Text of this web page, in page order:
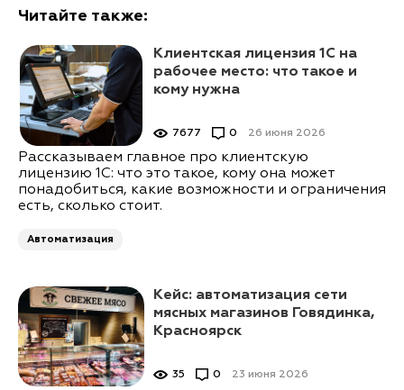
Читайте также:
Клиентская лицензия 1С на
рабочее место: что такое и
кому нужна
26 июня 2026
7677 0
Рассказываем главное про клиентскую
лицензию 1С: что это такое, кому она может
понадобиться, какие возможности и ограничения
есть, сколько стоит.
Автоматизация
Кейс: автоматизация сети
мясных магазинов Говядинка,
Красноярск
23 июня 2026
35 0